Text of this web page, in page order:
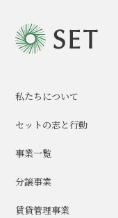
私たちについて
セットの志と行動
事業一覧
分譲事業
賃貸管理事業